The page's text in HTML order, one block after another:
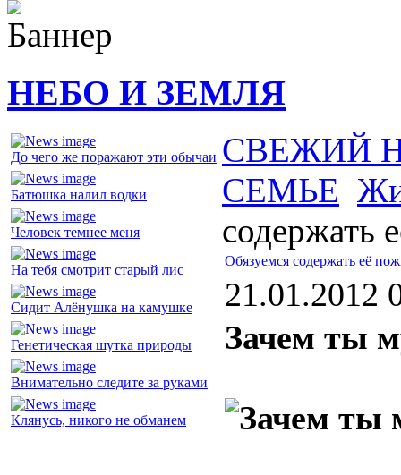
НЕБО И ЗЕМЛЯ
До чего же поражают эти обычаи
Батюшка налил водки
Человек темнее меня
На тебя смотрит старый лис
Сидит Алёнушка на камушке
Генетическая шутка природы
Внимательно следите за руками
Клянусь, никого не обманем
СВЕЖИЙ
СЕМЬЕ
содержать
Обязуемся содержать её
21.01.2012
Зачем ты